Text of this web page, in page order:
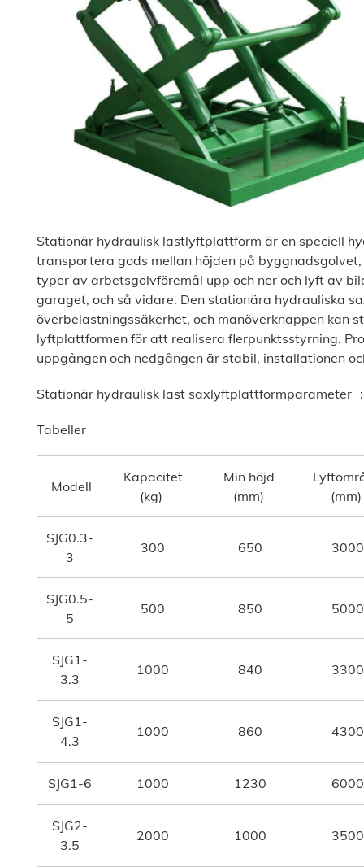
Stationär hydraulisk lastlyftplattform är en speciell
transportera gods mellan höjden på
typer av arbetsgolvföremål upp och ner och lyft av
garaget, och så vidare. Den stationära hydrauliska
överbelastningssäkerhet, och manöverknappen kan
lyftplattformen för att realisera flerpunktsstyrning.
uppgången och nedgången är stabil, installationen
Stationär hydraulisk last saxlyftplattformparameter
Tabeller
Modell
Kapacitet
(kg)
Min höjd
(mm)
(mm)
SJG0.3-
3
300 650 3000
SJG0.5-
5
500 850 5000
SJG1-
3.3
1000 840 3300
SJG1-
4.3
1000 860 4300
SJG1-6 1000 1230 6000
SJG2-
3.5
2000 1000 3500